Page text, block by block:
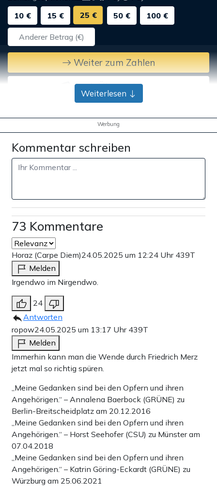
10 €
15 € 25 € 50 € 100 €
Weiter zum Zahlen
Bank-Überweisung
Weiterlesen
Werbung
Kommentar schreiben
73 Kommentare
Horaz (Carpe Diem)24.05.2025 um 12:24 Uhr 439T
Melden
Irgendwo im Nirgendwo.
24
Antworten
ropow24.05.2025 um 13:17 Uhr 439T
Melden
Immerhin kann man die Wende durch Friedrich Merz
jetzt mal so richtig spüren.
„Meine Gedanken sind bei den Opfern und ihren
Angehörigen.“ – Annalena Baerbock (GRÜNE) zu
Berlin-Breitscheidplatz am 20.12.2016
„Meine Gedanken sind bei den Opfern und ihren
Angehörigen.“ – Horst Seehofer (CSU) zu Münster am
07.04.2018
„Meine Gedanken sind bei den Opfern und ihren
Angehörigen.“ – Katrin Göring-Eckardt (GRÜNE) zu
Würzburg am 25.06.2021